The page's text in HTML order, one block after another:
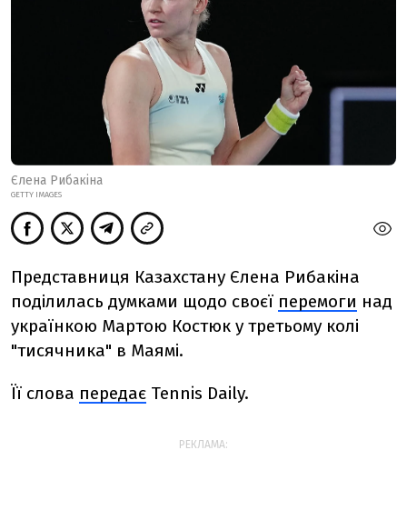
Єлена Рибакіна
GETTY IMAGES
Представниця Казахстану Єлена Рибакіна
поділилась думками щодо своєї перемоги над
українкою Мартою Костюк у третьому колі
"тисячника" в Маямі.
Її слова передає Tennis Daily.
РЕКЛАМА: